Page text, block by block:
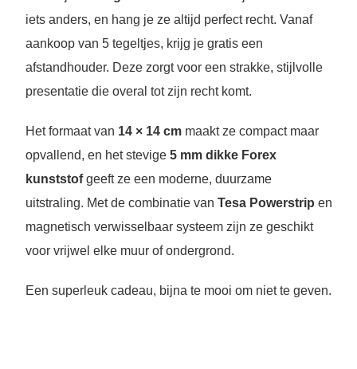
iets anders, en hang je ze altijd perfect recht. Vanaf
aankoop van 5 tegeltjes, krijg je gratis een
afstandhouder. Deze zorgt voor een strakke, stijlvolle
presentatie die overal tot zijn recht komt.
Het formaat van 14 × 14 cmmaakt ze compact maar
opvallend, en het stevige 5 mm dikke Forex
kunststofgeeft ze een moderne, duurzame
uitstraling. Met de combinatie van Tesa Powerstrip en
magnetisch verwisselbaar systeem zijn ze geschikt
voor vrijwel elke muur of ondergrond.
Een superleuk cadeau, bijna te mooi om niet te geven.